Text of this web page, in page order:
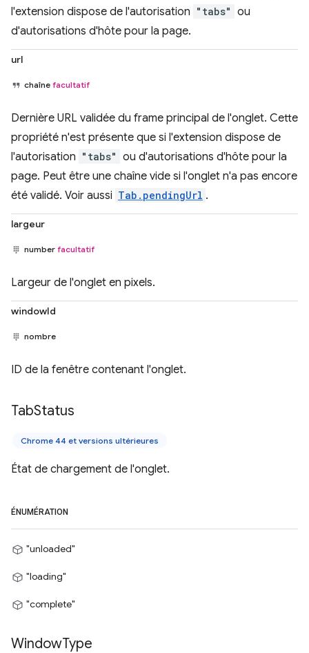
l'extension dispose de l'autorisation "tabs" ou
d'autorisations d'hôte pour la page.
url
chaîne facultatif
Dernière URL validée du frame principal de l'onglet. Cette
propriété n'est présente que si l'extension dispose de
l'autorisation "tabs" ou d'autorisations d'hôte pour la
page. Peut être une chaîne vide si l'onglet n'a pas encore
été validé. Voir aussi Tab.pendingUrl .
largeur
number facultatif
Largeur de l'onglet en pixels.
windowId
nombre
ID de la fenêtre contenant l'onglet.
TabStatus
Chrome 44 et versions ultérieures
État de chargement de l'onglet.
ÉNUMÉRATION
"unloaded"
"loading"
"complete"
WindowType